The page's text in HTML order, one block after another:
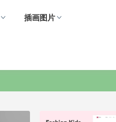
插画图片